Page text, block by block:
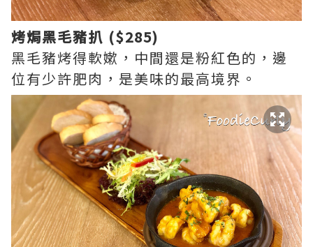
烤焗黑毛豬扒 ($285)
黑毛豬烤得軟嫰，中間還是粉紅色的，邊
位有少許肥肉，是美味的最高境界。